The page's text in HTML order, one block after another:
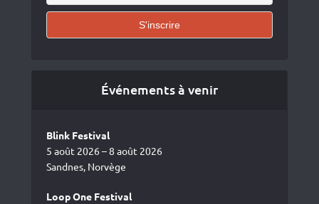
Événements à venir
Blink Festival
5 août 2026 – 8 août 2026
Sandnes, Norvège
Loop One Festival